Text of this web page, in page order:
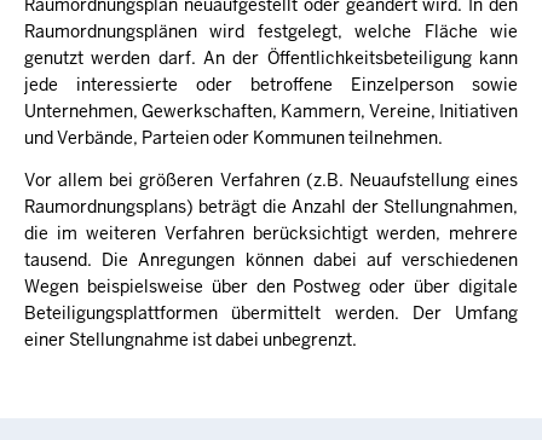
Raumordnungsplan neuaufgestellt oder geändert wird. In den
Raumordnungsplänen wird festgelegt, welche Fläche wie
genutzt werden darf. An der Öffentlichkeitsbeteiligung kann
jede interessierte oder betroffene Einzelperson sowie
Unternehmen, Gewerkschaften, Kammern, Vereine, Initiativen
und Verbände, Parteien oder Kommunen teilnehmen.
Vor allem bei größeren Verfahren (z.B. Neuaufstellung eines
Raumordnungsplans) beträgt die Anzahl der Stellungnahmen,
die im weiteren Verfahren berücksichtigt werden, mehrere
tausend. Die Anregungen können dabei auf verschiedenen
Wegen beispielsweise über den Postweg oder über digitale
Beteiligungsplattformen übermittelt werden. Der Umfang
einer Stellungnahme ist dabei unbegrenzt.